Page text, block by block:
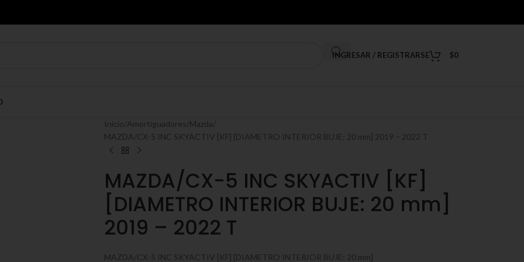
INGRESAR / REGISTRARSE $0
Inicio Amortiguadores Mazda
MAZDA/CX-5 INC SKYACTIV [KF] [DIAMETRO INTERIOR BUJE: 20 mm] 2019 – 2022 T
MAZDA/CX-5 INC SKYACTIV [KF]
[DIAMETRO INTERIOR BUJE: 20 mm]
2019 – 2022 T
MAZDA/CX-5 INC SKYACTIV [KF] [DIAMETRO INTERIOR BUJE: 20 mm]